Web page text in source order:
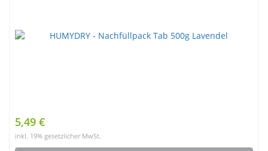
5,49 €
inkl. 19% gesetzlicher MwSt.